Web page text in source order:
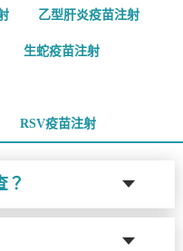
乙型肝炎疫苗注射
生蛇疫苗注射
RSV疫苗注射
？